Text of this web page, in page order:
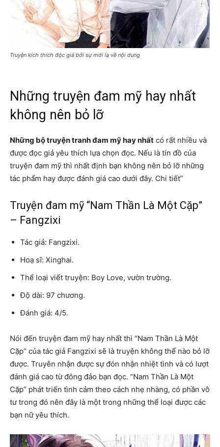
Truyện kích thích độc giả bởi sự mới lạ về nội dung
Những truyện đam mỹ hay nhất
không nên bỏ lỡ
Những bộ truyện tranh đam mỹ hay nhất có rất nhiều và
được đọc giả yêu thích lựa chọn đọc. Nếu là tín đồ của
truyện đam mỹ thì nhất định bạn không nên bỏ lỡ những
tác phẩm hay được đánh giá cao dưới đây. Chi tiết”
Truyện đam mỹ “Nam Thần Là Một Cặp”
– Fangzixi
Tác giả: Fangzixi.
Hoạ sĩ: Xinghai.
Thể loại viết truyện: Boy Love, vườn trường.
Độ dài: 97 chương.
Đánh giá: 4/5.
Nói đến truyện đam mỹ hay nhất thì “Nam Thần Là Một
Cặp” của tác giả Fangzixi sẽ là truyện không thể nào bỏ lỡ
được. Truyên nhận được sự đón nhận nhiệt tình và có lượt
đánh giá cao từ đông đảo bạn đọc. “Nam Thần Là Một
Cặp” phát triển tình cảm theo cách nhẹ nhàng, có phần vô
tư trong đó nên đây là một trong những thể loại được các
bạn nữ yêu thích.